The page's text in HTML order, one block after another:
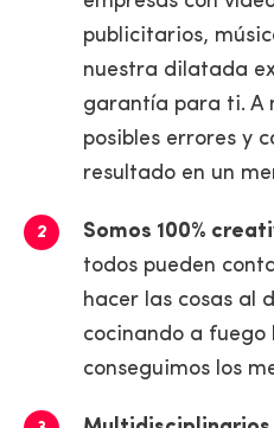
publicitarios,
nuestra dilatada
garantía para ti. A
posibles errores y
resultado en un
Somos 100%
todos pueden
hacer las cosas al
cocinando a fuego
conseguimos los